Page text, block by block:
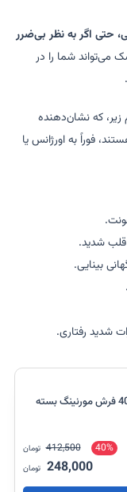
حتی اگر به نظر بی‌ضرر
می‌تواند شما را در
زیر، که نشان‌دهنده
فوراً به اورژانس یا
قلب شدید.
بینایی.
شدید رفتاری.
ساشه منیزیم مگا مگ - 400 فرش مورنینگ بسته
40%
412,500 تومان
248,000 تومان